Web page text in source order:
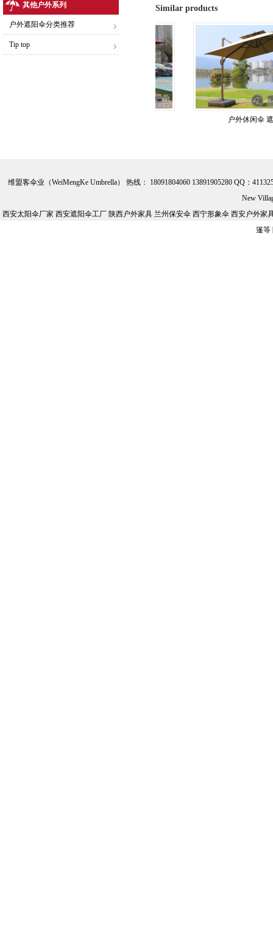
其他户外系列
户外遮阳伞分类推荐
Tip top
Similar products
户外休闲伞 遮阳伞
户外休闲伞 遮阳伞
维盟客伞业（WeiMengKe Umbrella） 热线： 18091804060 13891905280 QQ：
New
西安太阳伞厂家 西安遮阳伞工厂 陕西户外家具 兰州保安伞 西宁形象伞 西安户外
篷等